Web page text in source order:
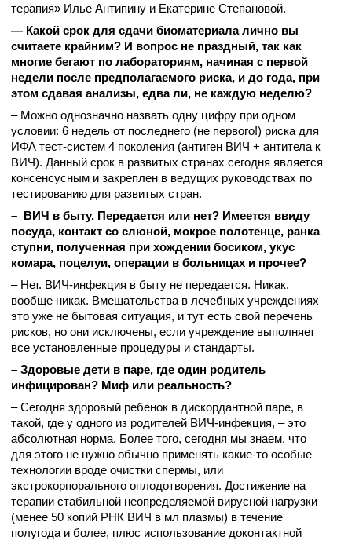
терапия» Илье Антипину и Екатерине Степановой.
— Какой срок для сдачи биоматериала лично вы
считаете крайним? И вопрос не праздный, так как
многие бегают по лабораториям, начиная с первой
недели после предполагаемого риска, и до года, при
этом сдавая анализы, едва ли, не каждую неделю?
– Можно однозначно назвать одну цифру при одном
условии: 6 недель от последнего (не первого!) риска для
ИФА тест-систем 4 поколения (антиген ВИЧ + антитела к
ВИЧ). Данный срок в развитых странах сегодня является
консенсусным и закреплен в ведущих руководствах по
тестированию для развитых стран.
– ВИЧ в быту. Передается или нет? Имеется ввиду
посуда, контакт со слюной, мокрое полотенце, ранка
ступни, полученная при хождении босиком, укус
комара, поцелуи, операции в больницах и прочее?
– Нет. ВИЧ-инфекция в быту не передается. Никак,
вообще никак. Вмешательства в лечебных учреждениях
это уже не бытовая ситуация, и тут есть свой перечень
рисков, но они исключены, если учреждение выполняет
все установленные процедуры и стандарты.
– Здоровые дети в паре, где один родитель
инфицирован? Миф или реальность?
– Сегодня здоровый ребенок в дискордантной паре, в
такой, где у одного из родителей ВИЧ-инфекция, – это
абсолютная норма. Более того, сегодня мы знаем, что
для этого не нужно обычно применять какие-то особые
технологии вроде очистки спермы, или
экстрокорпорального оплодотворения. Достижение на
терапии стабильной неопределяемой вирусной нагрузки
(менее 50 копий РНК ВИЧ в мл плазмы) в течение
полугода и более, плюс использование доконтактной